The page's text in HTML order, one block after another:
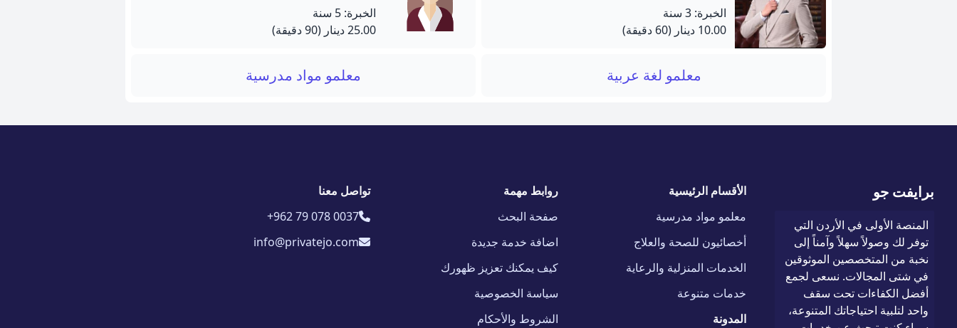
الخبرة: 3 سنة
10.00 دينار
(60 دقيقة)
الخبرة: 5 سنة
25.00 دينار
(90 دقيقة)
معلمو لغة عربية معلمو مواد مدرسية
برايفت جو
المنصة الأولى في الأردن التي
توفر لك وصولاً سهلاً وآمناً إلى
نخبة من المتخصصين الموثوقين
في شتى المجالات. نسعى لجمع
أفضل الكفاءات تحت سقف
واحد لتلبية احتياجاتك المتنوعة،
الأقسام الرئيسية
معلمو مواد مدرسية
أخصائيون للصحة والعلاج
الخدمات المنزلية والرعاية
خدمات متنوعة
المدونة
روابط مهمة
صفحة البحث
اضافة خدمة جديدة
كيف يمكنك تعزيز ظهورك
سياسة الخصوصية
الشروط والأحكام
تواصل معنا
+962 79 078 0037
info@privatejo.com